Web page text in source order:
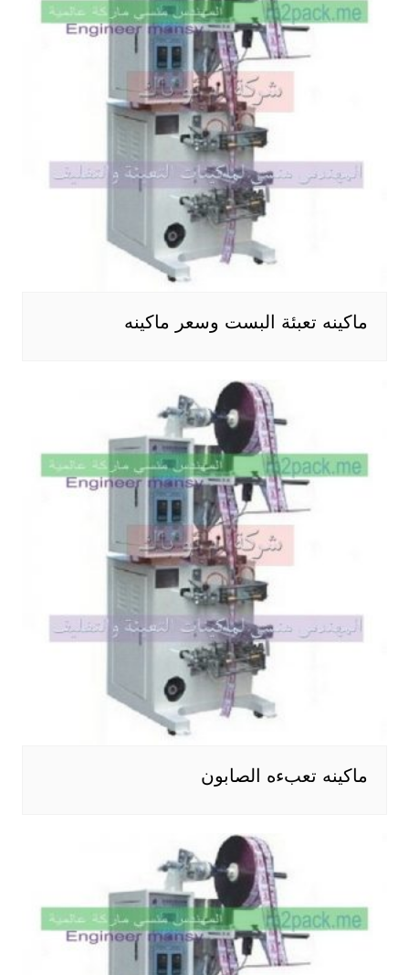
ماكينه تعبئة البست وسعر ماكينه
ماكينه تعبءه الصابون